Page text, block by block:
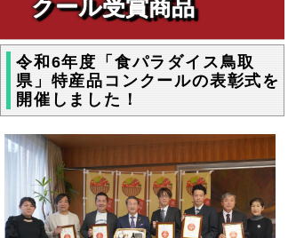
クール受賞商品
令和6年度「食パラダイス鳥取
県」特産品コンクールの表彰式を
開催しました！